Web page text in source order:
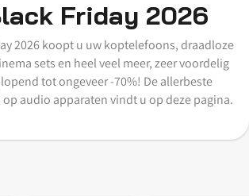
Friday 2026
2026 koopt u uw koptelefoons, draadloze
sets en heel veel meer, zeer voordelig
tot ongeveer -70%! De allerbeste
op audio apparaten vindt u op deze pagina.